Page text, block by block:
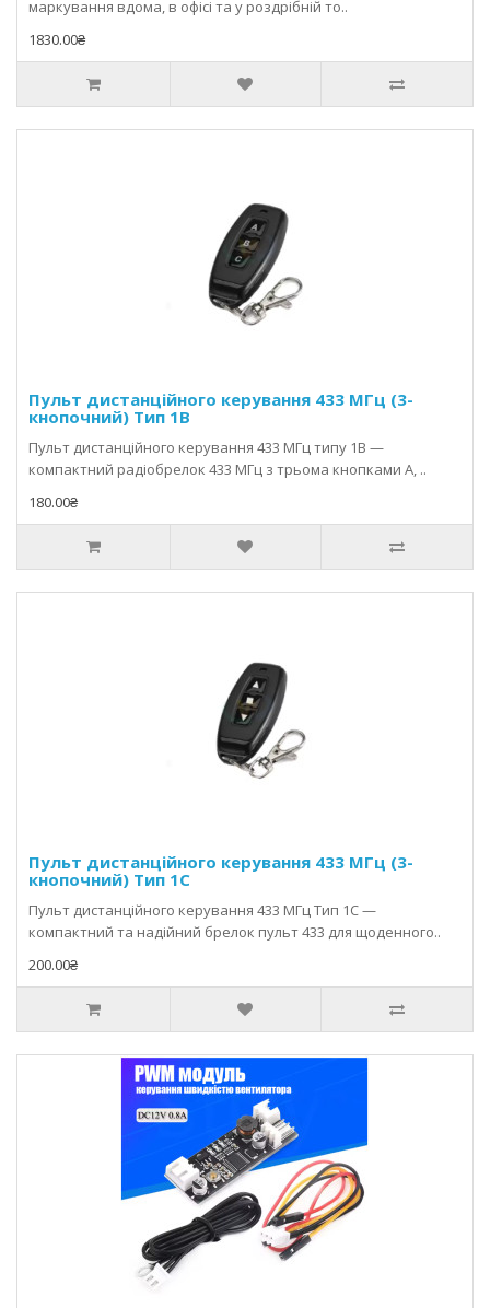
маркування вдома, в офісі та у роздрібній то..
1830.00₴
Пульт дистанційного керування 433 МГц (3-
кнопочний) Тип 1В
Пульт дистанційного керування 433 МГц типу 1В —
компактний радіобрелок 433 МГц з трьома кнопками A, ..
180.00₴
Пульт дистанційного керування 433 МГц (3-
кнопочний) Тип 1С
Пульт дистанційного керування 433 МГц Тип 1С —
компактний та надійний брелок пульт 433 для щоденного..
200.00₴